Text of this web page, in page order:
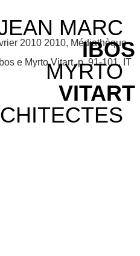
MARC
IBOS
MYRTO
VITART
2010 2010, Médiathèque
e Myrto Vitart, p. 91-101, IT